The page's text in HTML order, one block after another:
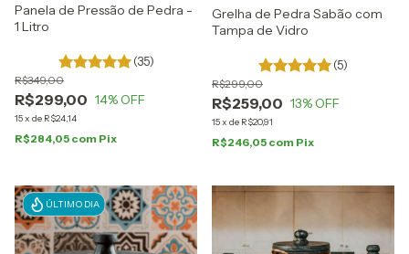
Panela de Pressão de Pedra -
1 Litro
(35)
R$299,00
R$349,00
14% OFF
15x de R$24,14
R$284,05 com Pix
Grelha de Pedra Sabão com
Tampa de Vidro
(5)
R$259,00
R$299,00
13% OFF
15x de R$20,91
R$246,05 com Pix
ÚLTIMO DIA